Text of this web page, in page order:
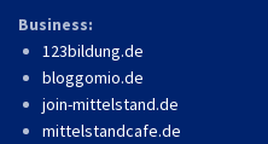
Business:
123bildung.de
bloggomio.de
join-mittelstand.de
mittelstandcafe.de